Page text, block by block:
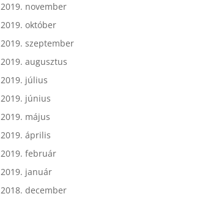
2019. november
2019. október
2019. szeptember
2019. augusztus
2019. július
2019. június
2019. május
2019. április
2019. február
2019. január
2018. december